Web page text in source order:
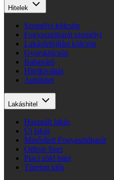
Hitelek
Személyi kölcsön
Fogyasztóbarát személyi
Lakásfelújítási kölcsön
Gyorskölcsön
Babaváró
Hitelkiváltás
Autóhitel
Lakáshitel
Használt lakás
Új lakás
Minősített Fogyasztóbarát
Otthon Start
Piaci zöld hitel
Türelmi idős